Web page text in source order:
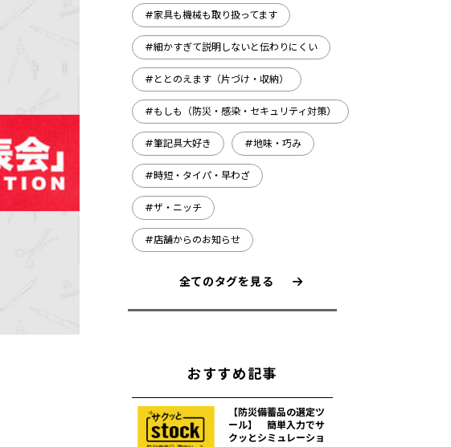
#家具も機械も取り扱ってます
#細かすぎて説明しないと伝わりにくい
#ととのえます（片づけ・収納）
#もしも（防災・感染・セキュリティ対策）
#筆記具大好き #地味・巧み
#時短・タイパ・早わざ
#ザ・ニッチ
#店舗からのお知らせ
全てのタグを見る
おすすめ記事
【防災備蓄品の選定ツ
ール】 簡単入力でサ
クッとシミュレーショ